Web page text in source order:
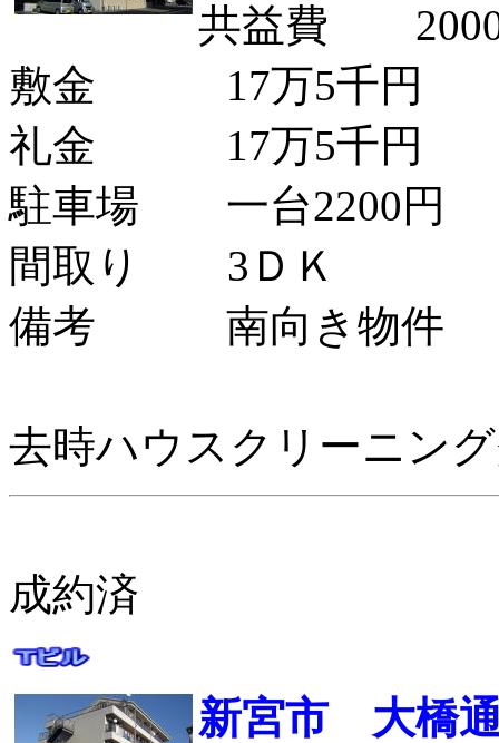
共益費
敷金 17万5千円
礼金 17万5千円
駐車場 一台2200円
間取り 3ＤＫ
備考 南向き物件
去時ハウスクリーニン
成約済
新宮市 大橋